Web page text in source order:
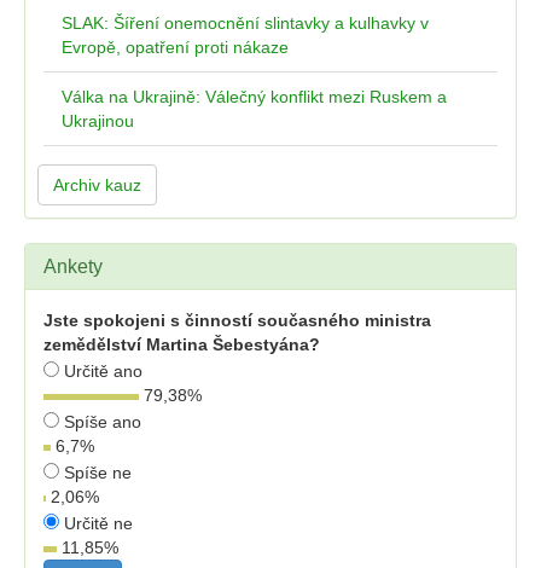
SLAK: Šíření onemocnění slintavky a kulhavky v
Evropě, opatření proti nákaze
Válka na Ukrajině: Válečný konflikt mezi Ruskem a
Ukrajinou
Archiv kauz
Ankety
Jste spokojeni s činností současného ministra
zemědělství Martina Šebestyána?
Určitě ano
79,38%
Spíše ano
6,7%
Spíše ne
2,06%
Určitě ne
11,85%